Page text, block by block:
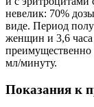
невелик: 70%
виде. Период
женщин и 3,6
преимущественно
мл/минуту.
Показания к